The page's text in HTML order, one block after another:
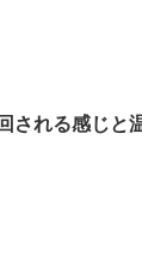
される感じと